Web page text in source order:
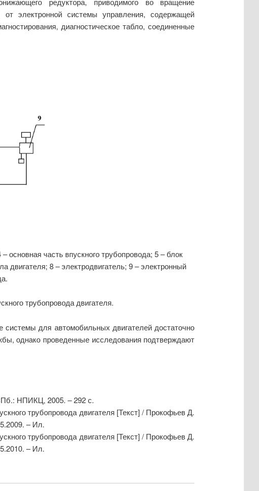
электронной системы управления, содержащей
диагностическое табло, соединенные
основная часть впускного трубопровода; 5 – блок
двигателя; 8 – электродвигатель; 9 – электронный
трубопровода двигателя.
системы для автомобильных двигателей достаточно
однако проведенные исследования подтверждают
НПИКЦ, 2005. – 292 с.
трубопровода двигателя [Текст] / Прокофьев Д.
– Ил.
трубопровода двигателя [Текст] / Прокофьев Д.
– Ил.